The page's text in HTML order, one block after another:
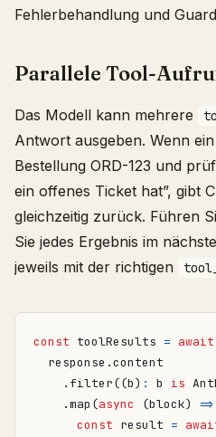
Fehlerbehandlung und
Parallele Tool-
Das Modell kann mehrere
Antwort ausgeben. Wenn
Bestellung ORD-123 und
ein offenes Ticket hat”, gibt
gleichzeitig zurück. Führen
Sie jedes Ergebnis im
jeweils mit der richtigen
const toolResults = await
response .content
. filter((b) : b is
.map (async (block) =>
const result =